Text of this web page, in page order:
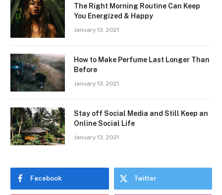
The Right Morning Routine Can Keep
You Energized & Happy
January 13, 2021
How to Make Perfume Last Longer Than
Before
January 13, 2021
Stay off Social Media and Still Keep an
Online Social Life
January 13, 2021
Facebook Twitter